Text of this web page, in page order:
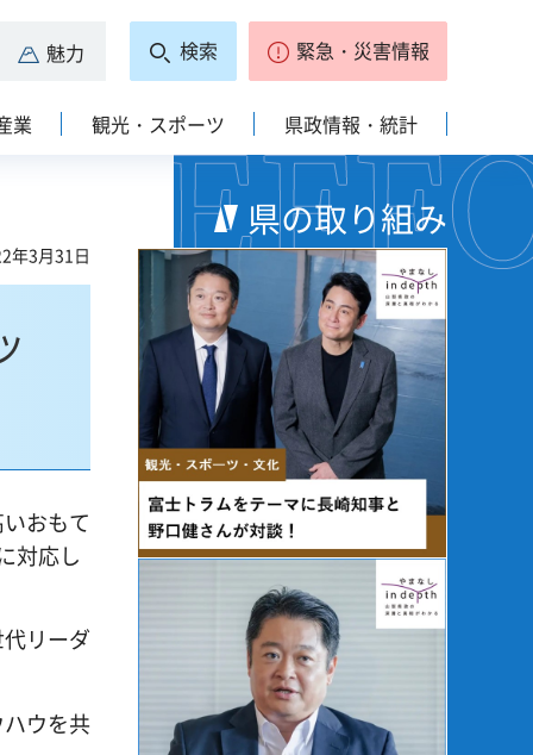
魅力 検索 緊急・災害情報
業 観光・スポーツ 県政情報・統計
年3月31日
おもて
対応し
リーダ
ウを共
県の取り組み